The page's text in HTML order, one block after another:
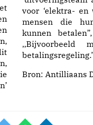
voor ‘elektra- en
mensen die
kunnen
,,Bijvoorbeeld
Bron: Antilliaans